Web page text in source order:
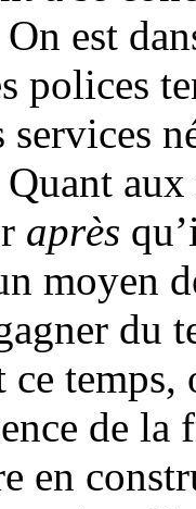
est
polices
services
Quant
après
moyen
du
ce
de la
en